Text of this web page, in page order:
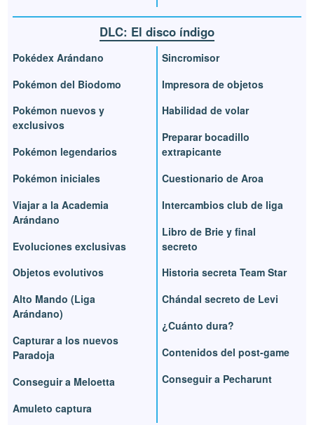
DLC: El disco índigo
Pokédex Arándano
Pokémon del Biodomo
Pokémon nuevos y
exclusivos
Pokémon legendarios
Pokémon iniciales
Viajar a la Academia
Arándano
Evoluciones exclusivas
Objetos evolutivos
Alto Mando (Liga
Arándano)
Capturar a los nuevos
Paradoja
Conseguir a Meloetta
Amuleto captura
Sincromisor
Impresora de objetos
Habilidad de volar
Preparar bocadillo
extrapicante
Cuestionario de Aroa
Intercambios club de liga
Libro de Brie y final
secreto
Historia secreta Team Star
Chándal secreto de Levi
¿Cuánto dura?
Contenidos del post-game
Conseguir a Pecharunt